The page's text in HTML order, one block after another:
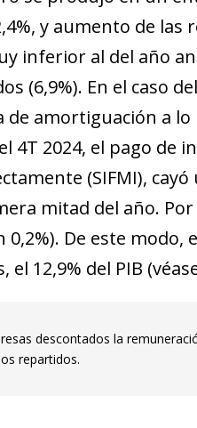
y aumento de
inferior al del año
(6,9%). En el caso
amortiguación a
4T 2024, el pago de
(SIFMI),
mitad del año.
0,2%). De este
el 12,9% del PIB
descontados la
repartidos.